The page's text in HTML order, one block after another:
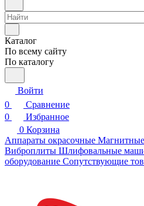
Каталог
По всему сайту
По каталогу
Войти
0
Сравнение
0
Избранное
0 Корзина
Аппараты окрасочные Магнитные
Виброплиты Шлифовальные
оборудование Сопутствующие